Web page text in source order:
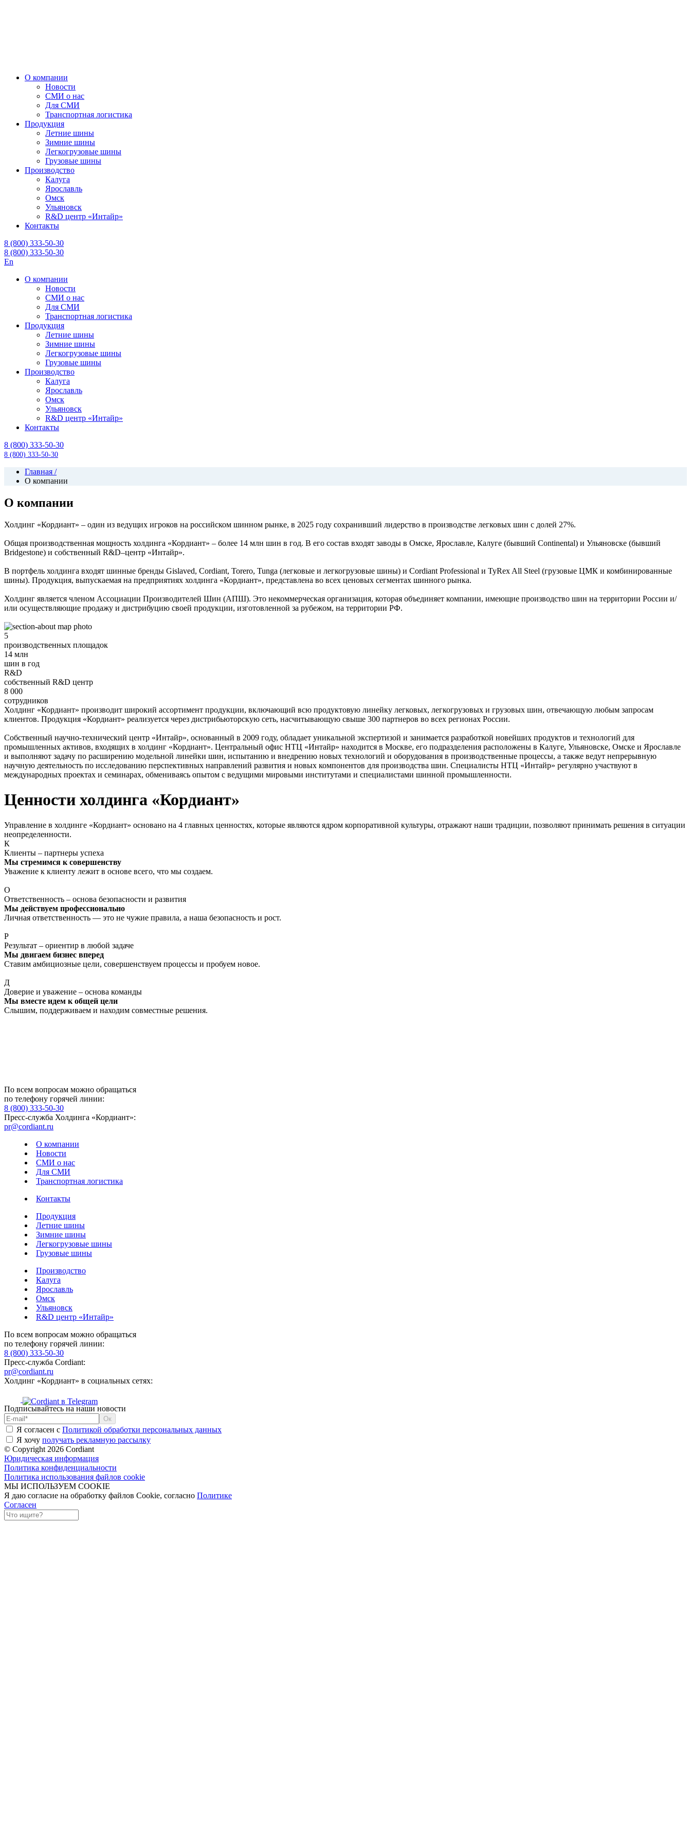
О компании
Новости
СМИ о нас
Для СМИ
Транспортная логистика
Продукция
Летние шины
Зимние шины
Легкогрузовые шины
Грузовые шины
Производство
Калуга
Ярославль
Омск
Ульяновск
R&D центр «Интайр»
Контакты
8 (800) 333-50-30
8 (800) 333-50-30
En
О компании
Новости
СМИ о нас
Для СМИ
Транспортная логистика
Продукция
Летние шины
Зимние шины
Легкогрузовые шины
Грузовые шины
Производство
Калуга
Ярославль
Омск
Ульяновск
R&D центр «Интайр»
Контакты
8 (800) 333-50-30
8 (800) 333-50-30
Главная /
О компании
О компании
Холдинг «Кордиант» – один из ведущих игроков на российском шинном рынке, в 2025 году сохранивший лидерство в производстве легковых шин с долей 27%.
Общая производственная мощность холдинга «Кордиант» – более 14 млн шин в год. В его состав входят заводы в Омске, Ярославле, Калуге (бывший Continental) и Ульяновске (бывший
Bridgestone) и собственный R&D–центр «Интайр».
В портфель холдинга входят шинные бренды Gislaved, Cordiant, Torero, Tunga (легковые и легкогрузовые шины) и Cordiant Professional и TyRex All Steel (грузовые ЦМК и комбинированные
шины). Продукция, выпускаемая на предприятиях холдинга «Кордиант», представлена во всех ценовых сегментах шинного рынка.
Холдинг является членом Ассоциации Производителей Шин (АПШ). Это некоммерческая организация, которая объединяет компании, имеющие производство шин на территории России и/
или осуществляющие продажу и дистрибуцию своей продукции, изготовленной за рубежом, на территории РФ.
5
производственных площадок
14 млн
шин в год
R&D
собственный R&D центр
8 000
сотрудников
Холдинг «Кордиант» производит широкий ассортимент продукции, включающий всю продуктовую линейку легковых, легкогрузовых и грузовых шин, отвечающую любым запросам
клиентов. Продукция «Кордиант» реализуется через дистрибьюторскую сеть, насчитывающую свыше 300 партнеров во всех регионах России.
Собственный научно-технический центр «Интайр», основанный в 2009 году, обладает уникальной экспертизой и занимается разработкой новейших продуктов и технологий для
промышленных активов, входящих в холдинг «Кордиант». Центральный офис НТЦ «Интайр» находится в Москве, его подразделения расположены в Калуге, Ульяновске, Омске и Ярославле
и выполняют задачу по расширению модельной линейки шин, испытанию и внедрению новых технологий и оборудования в производственные процессы, а также ведут непрерывную
научную деятельность по исследованию перспективных направлений развития и новых компонентов для производства шин. Специалисты НТЦ «Интайр» регулярно участвуют в
международных проектах и семинарах, обмениваясь опытом с ведущими мировыми институтами и специалистами шинной промышленности.
Ценности холдинга «Кордиант»
Управление в холдинге «Кордиант» основано на 4 главных ценностях, которые являются ядром корпоративной культуры, отражают наши традиции, позволяют принимать решения в ситуации
неопределенности.
К
Клиенты – партнеры успеха
Мы стремимся к совершенству
Уважение к клиенту лежит в основе всего, что мы создаем.
О
Ответственность – основа безопасности и развития
Мы действуем профессионально
Личная ответственность — это не чужие правила, а наша безопасность и рост.
Р
Результат – ориентир в любой задаче
Мы двигаем бизнес вперед
Ставим амбициозные цели, совершенствуем процессы и пробуем новое.
Д
Доверие и уважение – основа команды
Мы вместе идем к общей цели
Слышим, поддерживаем и находим совместные решения.
По всем вопросам можно обращаться
по телефону горячей линии:
8 (800) 333-50-30
Пресс-служба Холдинга «Кордиант»:
pr@cordiant.ru
О компании
Новости
СМИ о нас
Для СМИ
Транспортная логистика
Контакты
Продукция
Летние шины
Зимние шины
Легкогрузовые шины
Грузовые шины
Производство
Калуга
Ярославль
Омск
Ульяновск
R&D центр «Интайр»
По всем вопросам можно обращаться
по телефону горячей линии:
8 (800) 333-50-30
Пресс-служба Cordiant:
pr@cordiant.ru
Холдинг «Кордиант» в социальных сетях:
Подписывайтесь на наши новости
Я согласен с Политикой обработки персональных данных
Я хочу получать рекламную рассылку
© Copyright 2026 Cordiant
Юридическая информация
Политика конфиденциальности
Политика использования файлов cookie
МЫ ИСПОЛЬЗУЕМ COOKIE
Я даю согласие на обработку файлов Cookie, согласно Политике
Согласен